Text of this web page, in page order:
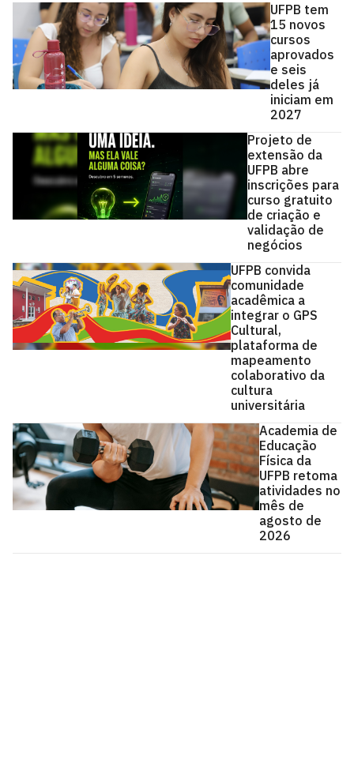
UFPB tem
15 novos
cursos
aprovados
e seis
deles já
iniciam em
2027
Projeto de
extensão da
UFPB abre
inscrições para
curso gratuito
de criação e
validação de
negócios
UFPB convida
comunidade
acadêmica a
integrar o GPS
Cultural,
plataforma de
mapeamento
colaborativo da
cultura
universitária
Academia de
Educação
Física da
UFPB retoma
atividades no
mês de
agosto de
2026